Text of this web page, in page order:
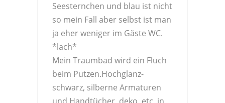
Seesternchen und blau ist nicht
so mein Fall aber selbst ist man
ja eher weniger im Gäste WC.
*lach*
Mein Traumbad wird ein Fluch
beim Putzen.Hochglanz-
schwarz, silberne Armaturen